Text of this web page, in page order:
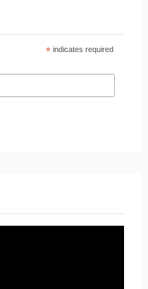
* indicates required